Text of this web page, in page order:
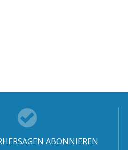
ABONNIEREN